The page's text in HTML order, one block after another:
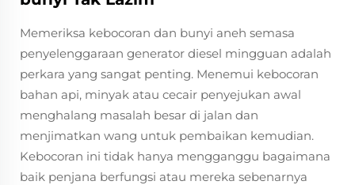
Memeriksa kebocoran dan bunyi aneh semasa
penyelenggaraan generator diesel mingguan adalah
perkara yang sangat penting. Menemui kebocoran
bahan api, minyak atau cecair penyejukan awal
menghalang masalah besar di jalan dan
menjimatkan wang untuk pembaikan kemudian.
Kebocoran ini tidak hanya mengganggu bagaimana
baik penjana berfungsi atau mereka sebenarnya